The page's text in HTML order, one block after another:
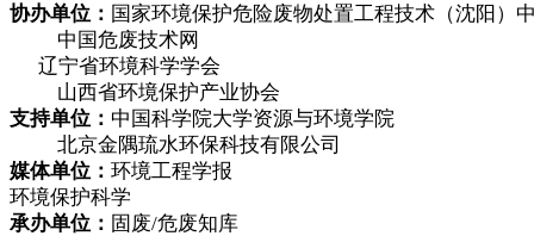
协办单位： 国家环境保护危险废物处置工程技术（沈阳）
中国危废技术网
辽宁省环境科学学会
山西省环境保护产业协会
支持单位： 中国科学院大学资源与环境学院
北京金隅琉水环保科技有限公司
媒体单位： 环境工程学报
环境保护科学
承办单位： 固废/危废知库